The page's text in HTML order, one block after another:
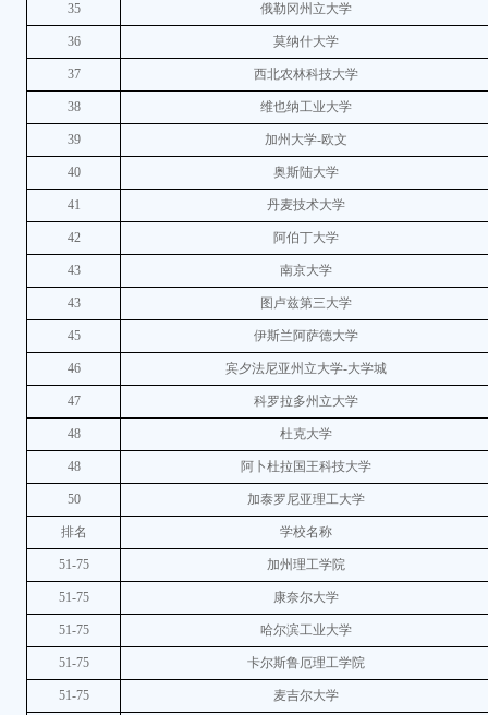
35 俄勒冈州立大学
36 莫纳什大学
37 西北农林科技大学
38 维也纳工业大学
39 加州大学-欧文
40 奥斯陆大学
41 丹麦技术大学
42 阿伯丁大学
43 南京大学
43 图卢兹第三大学
45 伊斯兰阿萨德大学
46 宾夕法尼亚州立大学-大学城
47 科罗拉多州立大学
48 杜克大学
48 阿卜杜拉国王科技大学
50 加泰罗尼亚理工大学
排名 学校名称
51-75 加州理工学院
51-75 康奈尔大学
51-75 哈尔滨工业大学
51-75 卡尔斯鲁厄理工学院
51-75 麦吉尔大学